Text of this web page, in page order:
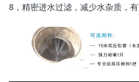
8，精密进水过滤，减少水杂质，有